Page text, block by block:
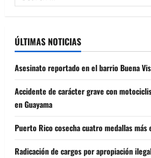
for:
ÚLTIMAS NOTICIAS
Asesinato reportado en el barrio Buena
Accidente de carácter grave con
en Guayama
Puerto Rico cosecha cuatro medallas
Radicación de cargos por apropiación